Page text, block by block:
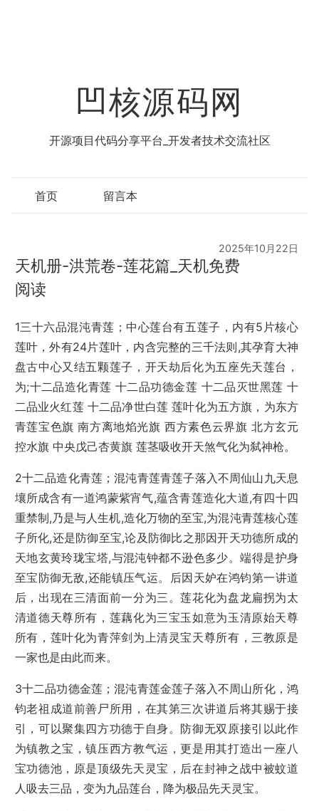
凹核源码网
开源项目代码分享平台_开发者技术交流社区
首页 留言本
2025年10月22日
天机册-洪荒卷-莲花篇_天机免费
阅读
1三十六品混沌青莲；中心莲台有五莲子，内有5片核心
莲叶，外有24片莲叶，内含完整的三千法则,其孕育大神
盘古中心又结五颗莲子，开天劫后化为五座先天莲台，
为;十二品造化青莲 十二品功德金莲 十二品灭世黑莲 十
二品业火红莲 十二品净世白莲 莲叶化为五方旗，为东方
青莲宝色旗 南方离地焰光旗 西方素色云界旗 北方玄元
控水旗 中央戊己杏黄旗 莲茎吸收开天煞气化为弑神枪。
2十二品造化青莲；混沌青莲青莲子落入不周仙山九天息
壤所成含有一道鸿蒙紫宵气,蕴含青莲造化大道,有四十四
重禁制,乃是与人生机,造化万物的至宝,为混沌青莲核心莲
子所化,还是防御至宝,论及防御比之那因开天功德所成的
天地玄黄玲珑宝塔,与混沌钟都不逊色多少。端得是护身
至宝防御无敌,还能镇压气运。后因天妒在鸿钧第一讲道
后，出现在三清面前一分为三。莲花化为盘龙扁拐为太
清道德天尊所有，莲藕化为三宝玉如意为玉清原始天尊
所有，莲叶化为青萍剑为上清灵宝天尊所有，三教原是
一家也是由此而来。
3十二品功德金莲；混沌青莲金莲子落入不周山所化，鸿
钧老祖成道前善尸所用，在其第三次讲道后将其赐于接
引，可以聚集四方功德于自身。防御无双原接引以此作
为镇教之宝，镇压西方教气运，更是用其打造出一座八
宝功德池，原是顶级先天灵宝，后在封神之战中被蚊道
人吸去三品，变为九品莲台，降为极品先天灵宝。